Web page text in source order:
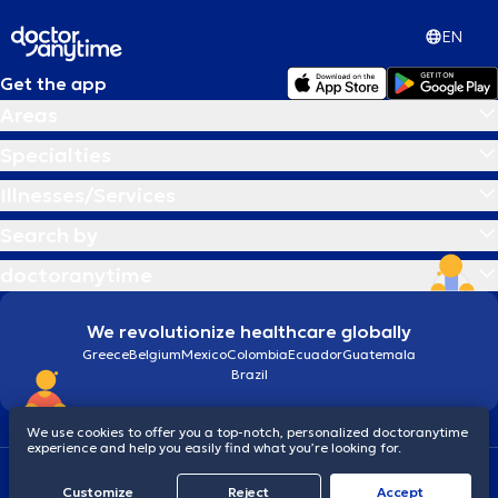
EN
Get the app
We revolutionize healthcare globally
GreeceBelgiumMexicoColombiaEcuadorGuatemala
Brazil
Cookiesdoctoranytime: Data Protection Policy
© 2026 doctoranytime
We use cookies to offer you a top-notch, personalized doctoranytime
experience and help you easily find what you’re looking for.
Customize Reject Accept